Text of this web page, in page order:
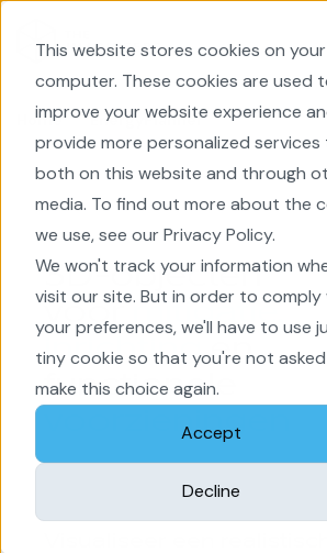
This website stores cookies on your
computer. These cookies are used
improve your website experience
provide more personalized services
both on this website and through
media. To find out more about the
we use, see our Privacy Policy.
We won't track your information
visit our site. But in order to comply
your preferences, we'll have to use
tiny cookie so that you're not
make this choice again.
Accept
Decline
Home EnergyPlanner
3D-objecten
voormitigatie,
inrichtingen
functionele
voorzieningen